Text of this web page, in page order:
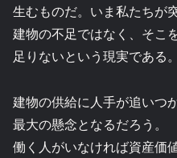
生むものだ。いま私たちが
建物の不足ではなく、そこ
足りないという現実である。
建物の供給に人手が追いつ
最大の懸念となるだろう。
働く人がいなければ資産価